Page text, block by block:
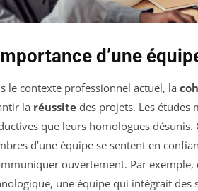
d’une
le contexte professionnel actuel, la
la réussite des projets. Les études
que leurs homologues
d’une équipe se sentent en
ouvertement. Par exemple,
une équipe qui intégrait des